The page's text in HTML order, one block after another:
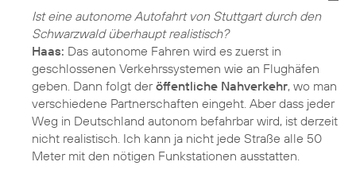
Ist eine autonome Autofahrt von Stuttgart durch den
Schwarzwald überhaupt realistisch?
Haas: Das autonome Fahren wird es zuerst in
geschlossenen Verkehrssystemen wie an Flughäfen
geben. Dann folgt deröffentliche Nahverkehr, wo man
verschiedene Partnerschaften eingeht. Aber dass jeder
Weg in Deutschland autonom befahrbar wird, ist derzeit
nicht realistisch. Ich kann ja nicht jede Straße alle 50
Meter mit den nötigen Funkstationen ausstatten.